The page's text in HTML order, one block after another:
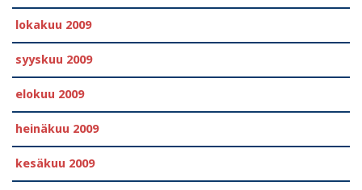
lokakuu 2009
syyskuu 2009
elokuu 2009
heinäkuu 2009
kesäkuu 2009